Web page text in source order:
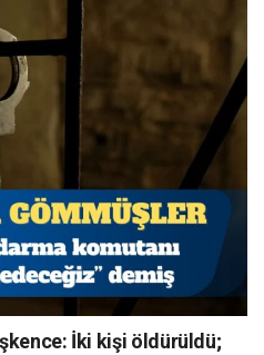
İki kişi öldürüldü;